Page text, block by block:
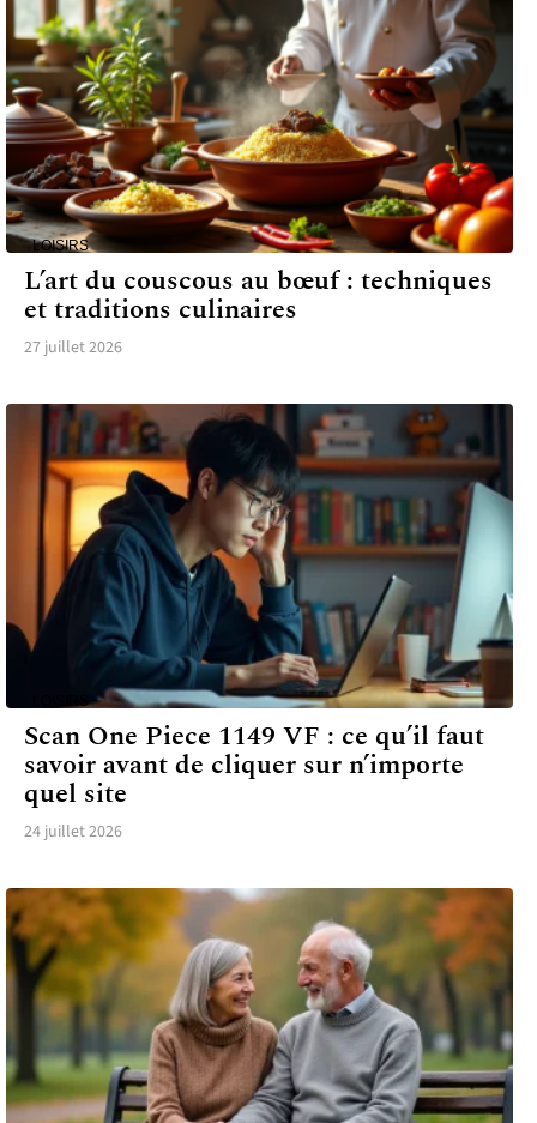
LOISIRS
L’art du couscous au bœuf : techniques
et traditions culinaires
27 juillet 2026
LOISIRS
Scan One Piece 1149 VF : ce qu’il faut
savoir avant de cliquer sur n’importe
quel site
24 juillet 2026